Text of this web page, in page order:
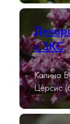
с ЗКС
Калина
Церсис